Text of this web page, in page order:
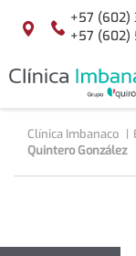
Saltar al contenido
Localización
+57 (602)
+57 (602)
Clínica Imbanaco
Quintero González